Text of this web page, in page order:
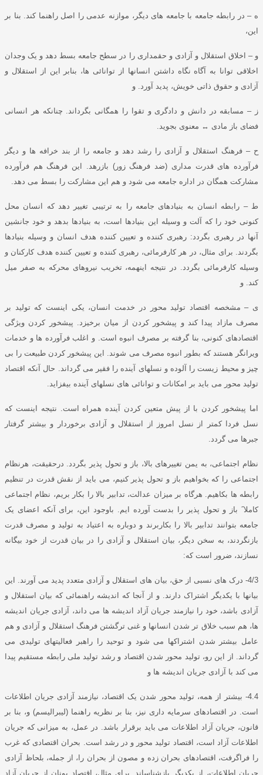
ه – در رابطه جامعه با جامعه های دیگر، موازنه عدمی را اصل راهنما کند
بنا بر
این،
و – اخلاق استقلال و آزادی و حقمداری را در سطح جامعه بسط دهد و یک وجدان
اخلاقی توانا به آگاه نگاه داشتن انسانها از توانائی ها، بنابر این از استقلال و
آزادی و حقوق ذاتی خویش، پدید آورد
و
ز – مسابقه در دانش و دادگری و تقوا را همگانی بگرداند
چنانکه هر انسانی
فضای باز مادی ↔ معنوی بجوید
ح – فرهنگ استقلال و آزادی را رشد دهد و جامعه را از بند خرافه ها و دیگر
فرآورده های قدرت مداری (ضد فرهنگ زور) بازرهد
این فرهنگ هم فرآورده
مشارکت همگان در اداره جامعه می شود و هم این مشارکت را بسط می دهد
ط – رابطه انسان به بنیادهای جامعه را به ترتیبی تغییر دهد که انسان محل
کنونی خود را که آلت و وسیله این بنیادها است، به بنیادها بدهد و خود جانشین
آنها در رهبری بگردد : رهبری کننده و تعیین کننده هدف انسان و وسیله بنیادها
بگردند
برای مثال، در هر کارفرمائی، رهبری کننده و تعیین کننده هدف کارکنان و
وسیله کارفرمائی بگردد
در نتیجه اینهمه، تخریب نیروهای محرکه به صفر میل
کند
و
ی – مشخصه اقتصاد تولید محور در خدمت انسان، یکی اینست که تولید بر
مصرف مازاد پیدا کند و پیشخور کردن از میان برخیزد
پیشخور کردن ویژگی
اقتصادهای کنونی، بنا گرفته بر مصرف انبوه است
و اغلب فرآورده ها و خدمات
ویرانگر هستند که بطور انبوه مصرف می شوند
این پیشخور کردن طبیعت را بی
چیز و محیط زیست را آلوده و نسلهای آینده را فقیر می گرداند
حال آنکه اقتصاد
تولید محور می باید بر امکانات و توانائی های نسلهای آینده بیفزاید
اما پیشخور کردن با از پیش متعین کردن آینده همراه است
نتیجه اینست که
نسل فردا کمتر از نسل امروز از استقلال و آزادی برخوردار و بیشتر گرفتار
جبرها می گردد
نظام اجتماعی، به یمن تغییرهای بالا، باز و تحول پذیر بگردد
درحقیقت، هرنظام
اجتماعی را که بخواهیم باز و تحول پذیر کنیم، می باید از نقش قدرت در تنظیم
رابطه ها بکاهیم
هرگاه بر میزان عدالت، تدابیر بالا را بکار بریم، نظام اجتماعی
کاملا˝ باز و تحول پذیر را بدست آورده ایم
باوجود این، برای آنکه اعضای یک
جامعه بتوانند تدابیر بالا را بکاربرند و دوباره به اعتیاد به تولید و مصرف قدرت
بازنگردند، به سخن دیگر، بیان استقلال و آزادی را در بیان قدرت از خود بیگانه
نسازند، ضرور است که:
4/3- درک های نسبی از حق، بیان های استقلال و آزادی متعدد پدید می آورند
این
بیانها با یکدیگر اشتراک دارند
و از آنجا که اندیشه راهنمائی که بیان استقلال و
آزادی باشد، خود را نیازمند جریان آزاد اندیشه ها می داند، آزادی جریان اندیشه
ها، هم سبب خلاق تر شدن انسانها و غنی ترگشتن فرهنگ استقلال و آزادی و هم
عامل بیشتر شدن اشتراکها می شود و توحید را راهبر فعالیتهای تولیدی می
گرداند
از این رو، تولید محور شدن اقتصاد و رشد تولید ملی رابطه مستقیم پیدا
می کند با آزادی جریان اندیشه ها و
4.4-
بیشتر از همه، تولید محور شدن یک اقتصاد، نیازمند آزادی جریان اطلاعات
است
در اقتصادهای سرمایه داری نیز، بنا بر نظریه راهنما (لیبرالیسم) و، بنا بر
قانون، جریان آزاد اطلاعات می باید برقرار باشد
در عمل، به میزانی که جریان
اطلاعات آزاد است، اقتصاد تولید محور و در رشد است
بحران اقتصادی که غرب
را فراگرفت، اقتصادهای بحران زده و مصون از بحران را، از جمله، بلحاظ آزادی
جریان اطلاعات، از یکدیگر بازشناساند
برای مثال، اقتصاد یونان از جریان آزاد